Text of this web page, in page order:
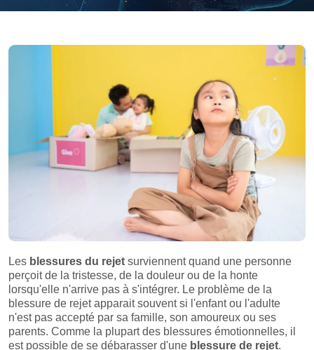
Les blessures du rejet surviennent quand une personne
perçoit de la tristesse, de la douleur ou de la honte
lorsqu'elle n'arrive pas à s'intégrer. Le problème de la
blessure de rejet apparait souvent si l'enfant ou l'adulte
n'est pas accepté par sa famille, son amoureux ou ses
parents. Comme la plupart des blessures émotionnelles, il
est possible de se débarasser d'une blessure de rejet.